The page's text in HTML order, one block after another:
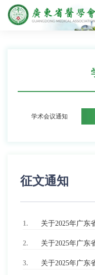
学术会议通知
征文通知
1. 关于2025年广东省医学会医
2. 关于2025年广东省医学会儿科学学术年会 暨
3. 关于2025年广东省医学会儿科学学术年会 暨